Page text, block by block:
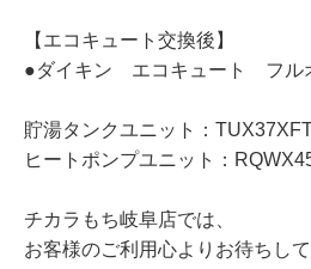
【エコキュート交換後】
●ダイキン エコキュート フル
貯湯タンクユニット：
ヒートポンプユニット：
チカラもち岐阜店では、
お客様のご利用心よりお待ちして